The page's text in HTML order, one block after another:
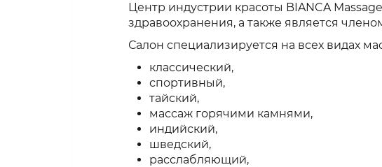
Центр индустрии красоты BIANCA
здравоохранения, а также является
Салон специализируется на всех видах
классический,
спортивный,
тайский,
массаж горячими камнями,
индийский,
шведский,
расслабляющий,